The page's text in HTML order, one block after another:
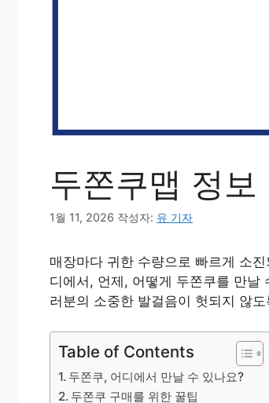
두쫀쿠맵 정보
1월 11, 2026 작성자: 유 기자
매장마다 귀한 수량으로 빠르게 소
디에서, 언제, 어떻게 두쫀쿠를 만날
러분의 소중한 발걸음이 헛되지 않
Table of Contents
두쫀쿠, 어디에서 만날 수 있나요?
두쫀쿠 구매를 위한 꿀팁